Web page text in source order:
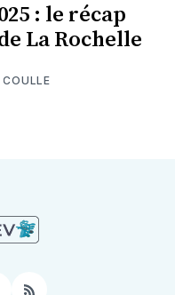
: le récap
La Rochelle
COULLE